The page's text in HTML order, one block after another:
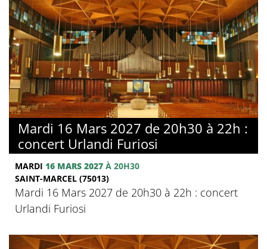
Mardi 16 Mars 2027 de 20h30 à 22h :
concert Urlandi Furiosi
MARDI 16 MARS 2027 À 20H30
SAINT-MARCEL (75013)
Mardi 16 Mars 2027 de 20h30 à 22h : concert
Urlandi Furiosi